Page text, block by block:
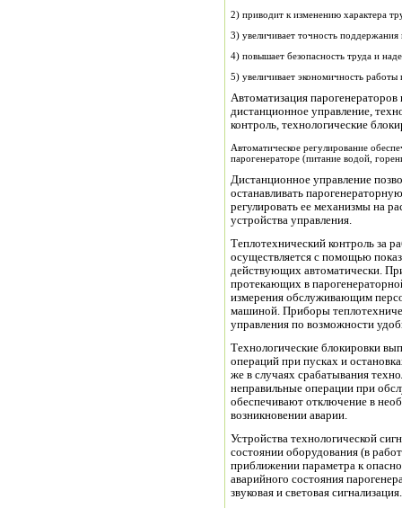
2) приводит к изменению характера
3) увеличивает точность
4) повышает безопасность труда и
5) увеличивает экономичность работы
Автоматизация парогенераторов
дистанционное управление,
контроль, технологические
Автоматическое регулирование
парогенераторе (питание водой,
Дистанционное управление
останавливать
регулировать ее механизмы на
устройства управления.
Теплотехнический контроль за
осуществляется с помощью
действующих автоматически.
протекающих в
измерения обслуживающим
машиной. Приборы
управления по возможности
Технологические блокировки
операций при пусках и
же в случаях срабатывания
неправильные операции при
обеспечивают отключение в
возникновении аварии.
Устройства технологической
состоянии оборудования (в
приближении параметра к
аварийного состояния
звуковая и световая сигнализация.